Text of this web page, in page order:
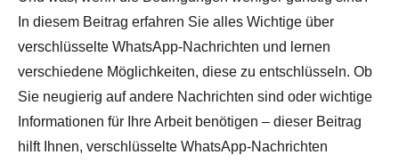
In diesem Beitrag erfahren Sie alles Wichtige über
verschlüsselte WhatsApp-Nachrichten und lernen
verschiedene Möglichkeiten, diese zu entschlüsseln. Ob
Sie neugierig auf andere Nachrichten sind oder wichtige
Informationen für Ihre Arbeit benötigen – dieser Beitrag
hilft Ihnen, verschlüsselte WhatsApp-Nachrichten